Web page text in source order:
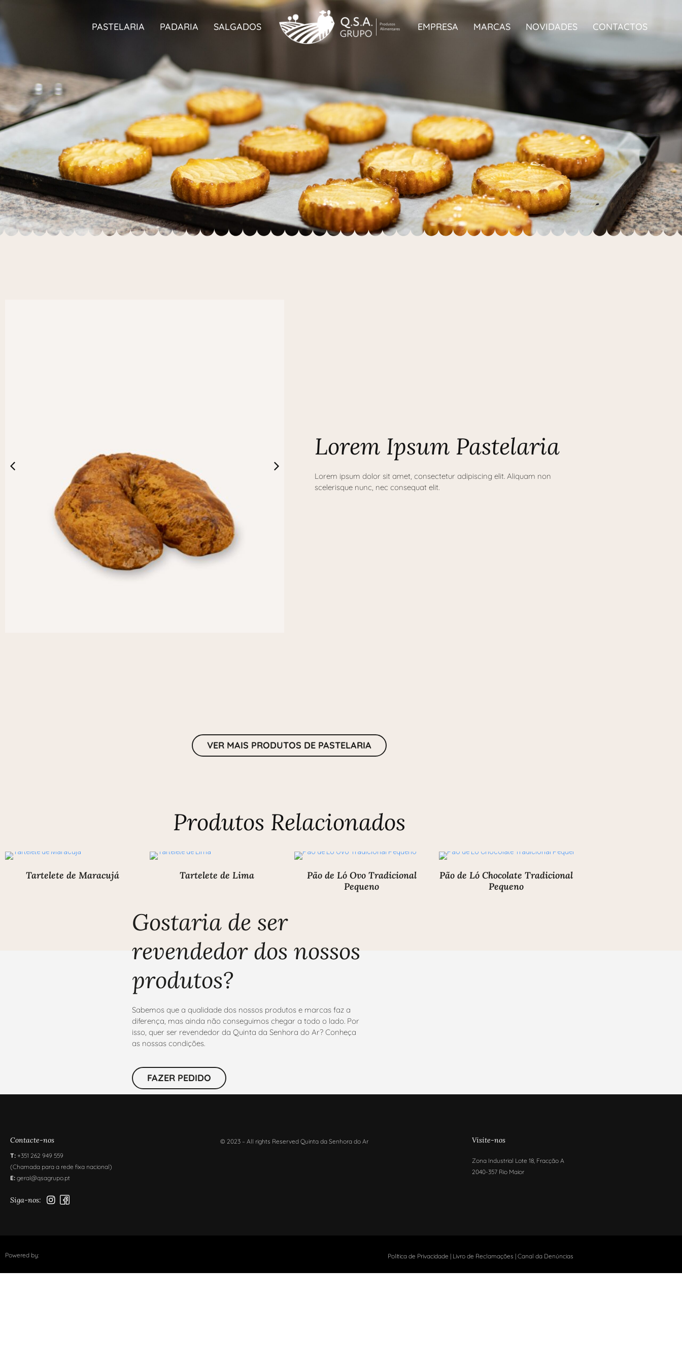
PASTELARIA PADARIA SALGADOS EMPRESA MARCAS NOVIDADES CONTACTOS
Lorem Ipsum Pastelaria
Lorem ipsum dolor sit amet, consectetur adipiscing elit. Aliquam non
scelerisque nunc, nec consequat elit.
VER MAIS PRODUTOS DE PASTELARIA
Produtos Relacionados
Tartelete de Maracujá Tartelete de Lima
Pão de Ló Ovo Tradicional
Pequeno
Pão de Ló Chocolate Tradicional
Pequeno
Gostaria de ser
revendedor dos nossos
produtos?
Sabemos que a qualidade dos nossos produtos e marcas faz a
diferença, mas ainda não conseguimos chegar a todo o lado. Por
isso, quer ser revendedor da Quinta da Senhora do Ar? Conheça
as nossas condições.
FAZER PEDIDO
Contacte-nos
T: +351 262 949 559
(Chamada para a rede fixa nacional)
E: geral@qsagrupo.pt
Siga-nos:
© 2023 – All rights Reserved Quinta da Senhora do Ar Visite-nos
Zona Industrial Lote 18, Fracção A
2040-357 Rio Maior
Powered by: ​ Política de Privacidade | Livro de Reclamações | Canal da Denúncias